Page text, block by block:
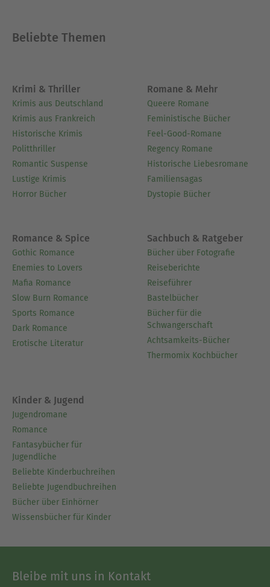
Beliebte Themen
Krimi & Thriller
Krimis aus Deutschland
Krimis aus Frankreich
Historische Krimis
Politthriller
Romantic Suspense
Lustige Krimis
Horror Bücher
Romane & Mehr
Queere Romane
Feministische Bücher
Feel-Good-Romane
Regency Romane
Historische Liebesromane
Familiensagas
Dystopie Bücher
Romance & Spice
Gothic Romance
Enemies to Lovers
Mafia Romance
Slow Burn Romance
Sports Romance
Dark Romance
Erotische Literatur
Sachbuch & Ratgeber
Bücher über Fotografie
Reiseberichte
Reiseführer
Bastelbücher
Bücher für die
Schwangerschaft
Achtsamkeits-Bücher
Thermomix Kochbücher
Kinder & Jugend
Jugendromane
Romance
Fantasybücher für
Jugendliche
Beliebte Kinderbuchreihen
Beliebte Jugendbuchreihen
Bücher über Einhörner
Wissensbücher für Kinder
Bleibe mit uns in Kontakt